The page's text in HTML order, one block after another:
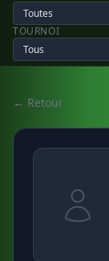
TOURNOI
← Retour